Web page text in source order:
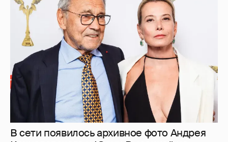
В сети появилось архивное фото Андрея
Кончаловского и Юлии Высоцкой на
отдыхе в Италии
25